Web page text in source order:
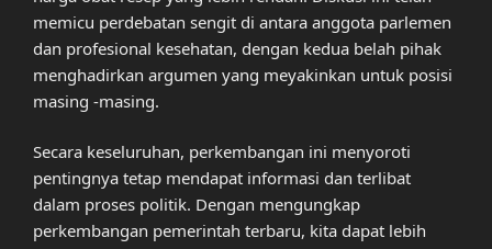
memicu perdebatan sengit di antara anggota parlemen
dan profesional kesehatan, dengan kedua belah pihak
menghadirkan argumen yang meyakinkan untuk posisi
masing -masing.
Secara keseluruhan, perkembangan ini menyoroti
pentingnya tetap mendapat informasi dan terlibat
dalam proses politik. Dengan mengungkap
perkembangan pemerintah terbaru, kita dapat lebih